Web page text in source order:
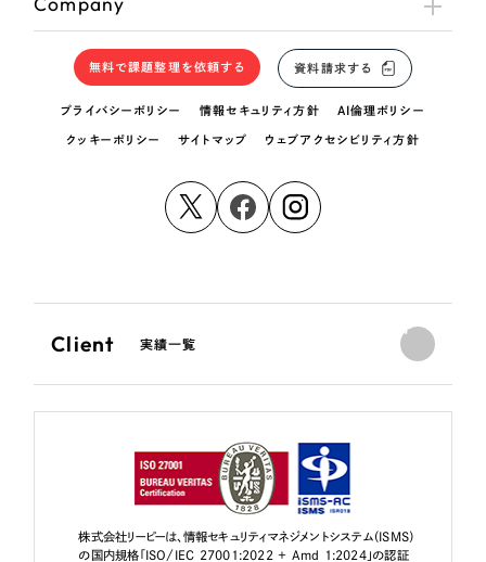
無料で課題整理を依頼する 資料請求する
プライバシーポリシー 情報セキュリティ方針 AI倫理ポリシー
クッキーポリシー サイトマップ ウェブアクセシビリティ方針
Client 実績一覧
株式会社リーピーは、情報セキュリティマネジメントシステム（ISMS）
の国内規格「ISO/IEC 27001:2022 + Amd 1:2024」の認証